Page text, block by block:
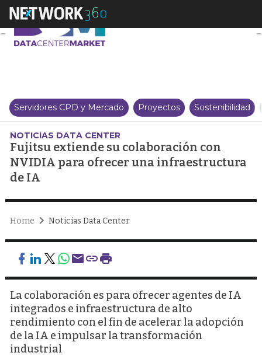
Fujitsu extiende su
Servidores CPD y Mercado Proyectos Sostenibilidad
NOTICIAS DATA CENTER
Fujitsu extiende su colaboración con
NVIDIA para ofrecer una infraestructura
de IA
Home Noticias Data Center
La colaboración es para ofrecer agentes de IA
integrados e infraestructura de alto
rendimiento con el fin de acelerar la adopción
de la IA e impulsar la transformación
industrial